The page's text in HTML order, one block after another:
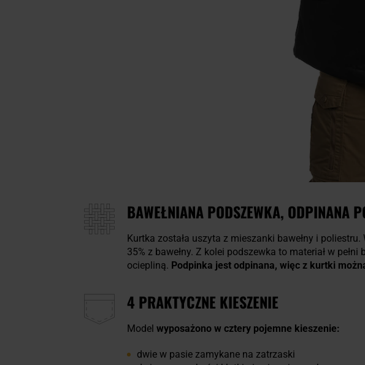
BAWEŁNIANA PODSZEWKA, ODPINANA
Kurtka została uszyta z mieszanki bawełny i
35% z bawełny. Z kolei podszewka to materiał w
ociepliną. Podpinka jest odpinana, więc z kurtki
4 PRAKTYCZNE KIESZENIE
Model wyposażono w cztery pojemne kieszenie:
dwie w pasie zamykane na zatrzaski